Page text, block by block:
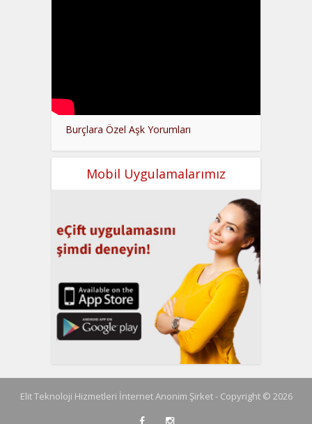
Burçlara Özel Aşk Yorumları
Mobil Uygulamalarımız
Elit Teknoloji Hizmetleri İnternet Anonim Şirket - Copyright © 2026